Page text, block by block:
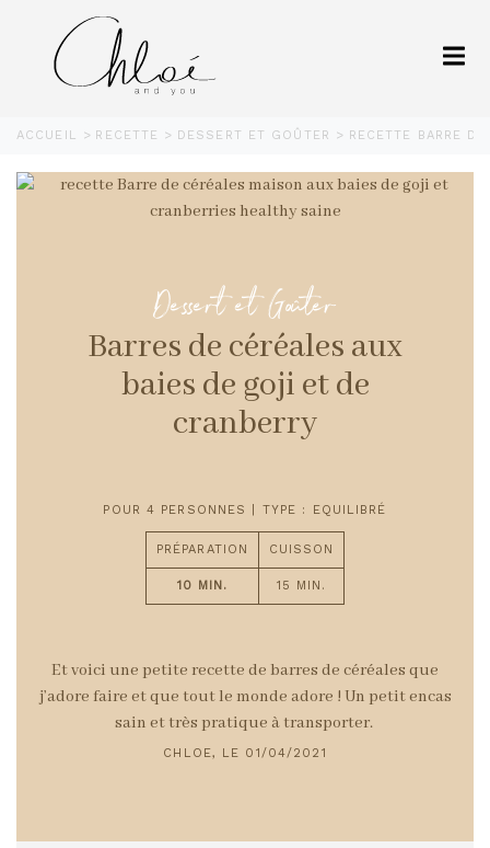
ACCUEIL RECETTE DESSERT ET GOÛTER RECETTE BARRE
Dessert et Goûter
Barres de céréales aux
baies de goji et de
cranberry
POUR 4 PERSONNES | TYPE : EQUILIBRÉ
PRÉPARATION CUISSON
10 MIN. 15 MIN.
Et voici une petite recette de barres de céréales que
j’adore faire et que tout le monde adore ! Un petit encas
sain et très pratique à transporter.
CHLOE, LE 01/04/2021